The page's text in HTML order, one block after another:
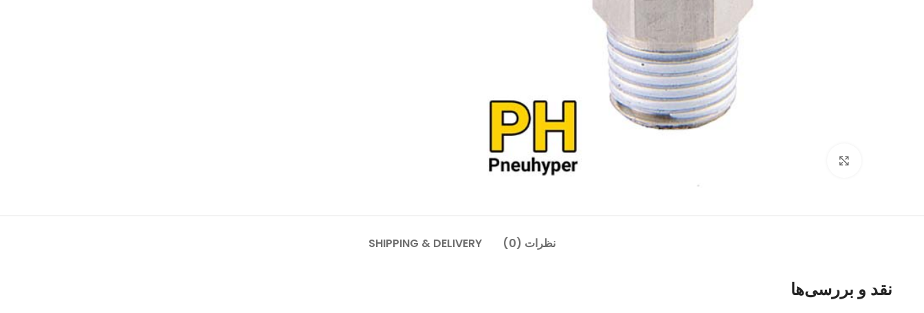
نظرات (0) SHIPPING & DELIVERY
نقد و بررسی‌ها